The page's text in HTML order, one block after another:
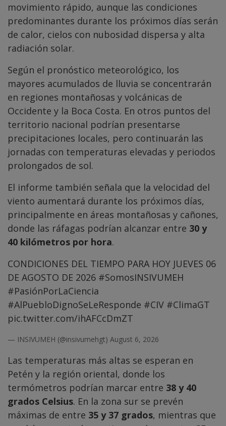
movimiento rápido, aunque las condiciones
predominantes durante los próximos días serán
de calor, cielos con nubosidad dispersa y alta
radiación solar.
Según el pronóstico meteorológico, los
mayores acumulados de lluvia se concentrarán
en regiones montañosas y volcánicas de
Occidente y la Boca Costa. En otros puntos del
territorio nacional podrían presentarse
precipitaciones locales, pero continuarán las
jornadas con temperaturas elevadas y periodos
prolongados de sol.
El informe también señala que la velocidad del
viento aumentará durante los próximos días,
principalmente en áreas montañosas y cañones,
donde las ráfagas podrían alcanzar entre 30 y
40 kilómetros por hora.
CONDICIONES DEL TIEMPO PARA HOY JUEVES 06
DE AGOSTO DE 2026 #SomosINSIVUMEH
#PasiónPorLaCiencia
#AlPuebloDignoSeLeResponde #CIV #ClimaGT
pic.twitter.com/ihAFCcDmZT
— INSIVUMEH (@insivumehgt) August 6, 2026
Las temperaturas más altas se esperan en
Petén y la región oriental, donde los
termómetros podrían marcar entre 38 y 40
grados Celsius. En la zona sur se prevén
máximas de entre 35 y 37 grados, mientras que